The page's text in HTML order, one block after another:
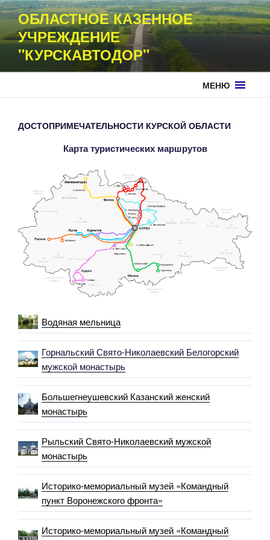
Перейти
к
содержимому
ОБЛАСТНОЕ КАЗЕННОЕ
УЧРЕЖДЕНИЕ
"КУРСКАВТОДОР"
МЕНЮ
ДОСТОПРИМЕЧАТЕЛЬНОСТИ КУРСКОЙ ОБЛАСТИ
Карта туристических маршрутов
Водяная мельница
Горнальский Свято-Николаевский Белогорский
мужской монастырь
Большегнеушевский Казанский женский
монастырь
Рыльский Свято-Николаевский мужской
монастырь
Историко-мемориальный музей «Командный
пункт Воронежского фронта»
Историко-мемориальный музей «Командный